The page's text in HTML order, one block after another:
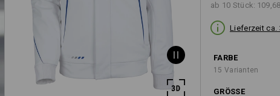
ab 10 Stück:
Lieferzeit ca.
FARBE
15 Varianten
GRÖSSE